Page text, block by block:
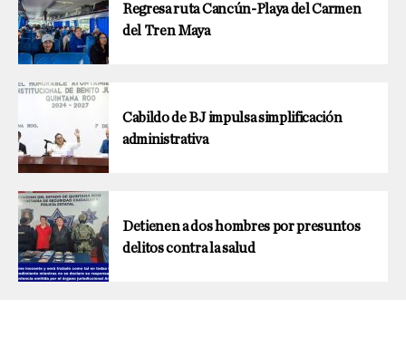
Regresa ruta Cancún-Playa del Carmen
del Tren Maya
Cabildo de BJ impulsa simplificación
administrativa
Detienen a dos hombres por presuntos
delitos contra la salud